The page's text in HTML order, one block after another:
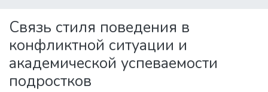
Связь стиля поведения в
конфликтной ситуации и
академической успеваемости
подростков